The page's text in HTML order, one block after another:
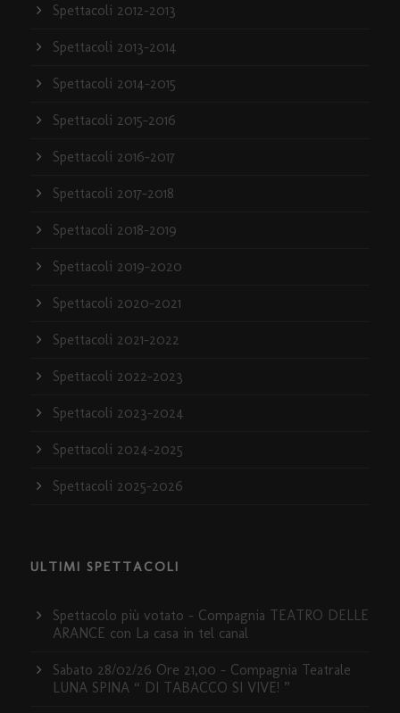
Spettacoli 2012-2013
Spettacoli 2013-2014
Spettacoli 2014-2015
Spettacoli 2015-2016
Spettacoli 2016-2017
Spettacoli 2017-2018
Spettacoli 2018-2019
Spettacoli 2019-2020
Spettacoli 2020-2021
Spettacoli 2021-2022
Spettacoli 2022-2023
Spettacoli 2023-2024
Spettacoli 2024-2025
Spettacoli 2025-2026
ULTIMI SPETTACOLI
Spettacolo più votato – Compagnia TEATRO DELLE
ARANCE con La casa in tel canal
Sabato 28/02/26 Ore 21,00 – Compagnia Teatrale
LUNA SPINA “ DI TABACCO SI VIVE! ”